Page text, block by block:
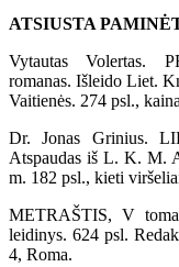
ATSIUSTA
Vytautas Volertas.
romanas. Išleido Liet.
Vaitienės. 274 psl.,
Dr. Jonas Grinius.
Atspaudas iš L. K. M.
m. 182 psl., kieti
METRAŠTIS, V
leidinys. 624 psl.
4, Roma.